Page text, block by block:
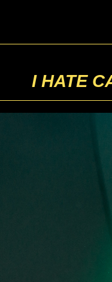
I HATE